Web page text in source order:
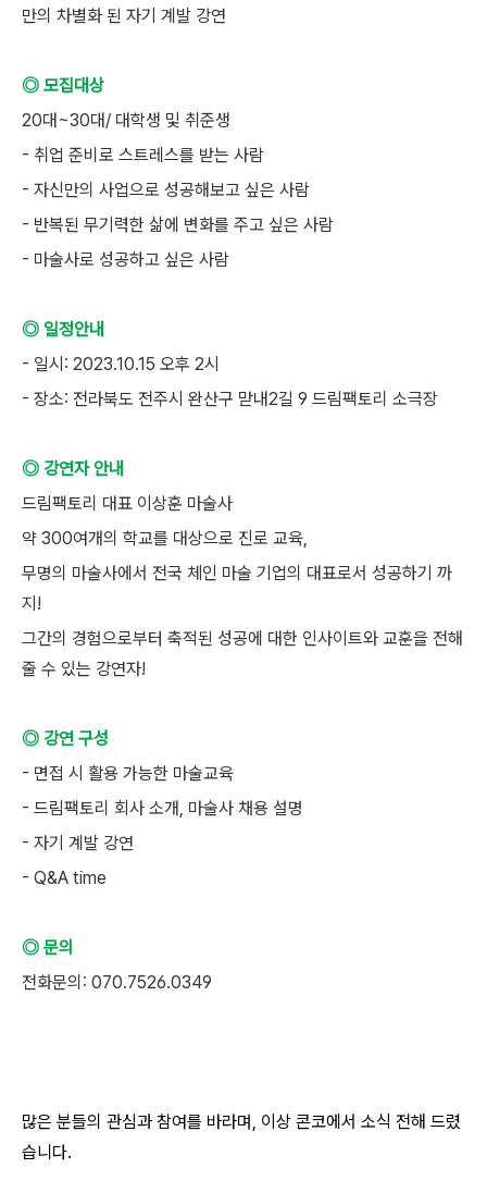
만의 차별화 된 자기 계발 강연
◎ 모집대상
20대~30대/ 대학생 및 취준생
- 취업 준비로 스트레스를 받는 사람
- 자신만의 사업으로 성공해보고 싶은 사람
- 반복된 무기력한 삶에 변화를 주고 싶은 사람
- 마술사로 성공하고 싶은 사람
◎ 일정안내
- 일시: 2023.10.15 오후 2시
- 장소: 전라북도 전주시 완산구 맏내2길 9 드림팩토리 소극장
◎ 강연자 안내
드림팩토리 대표 이상훈 마술사
약 300여개의 학교를 대상으로 진로 교육,
무명의 마술사에서 전국 체인 마술 기업의 대표로서 성공하기 까
지!
그간의 경험으로부터 축적된 성공에 대한 인사이트와 교훈을 전해
줄 수 있는 강연자!
◎ 강연 구성
- 면접 시 활용 가능한 마술교육
- 드림팩토리 회사 소개, 마술사 채용 설명
- 자기 계발 강연
- Q&A time
◎ 문의
전화문의: 070.7526.0349
많은 분들의 관심과 참여를 바라며, 이상 콘코에서 소식 전해 드렸
습니다.